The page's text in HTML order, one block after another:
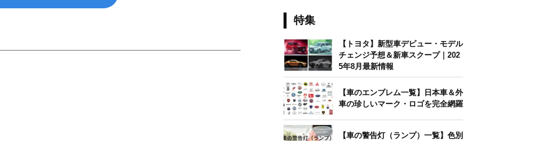
特集
【トヨタ】新型車デビュー・モデル
チェンジ予想＆新車スクープ｜202
5年8月最新情報
【車のエンブレム一覧】日本車＆外
車の珍しいマーク・ロゴを完全網羅
【車の警告灯（ランプ）一覧】色別